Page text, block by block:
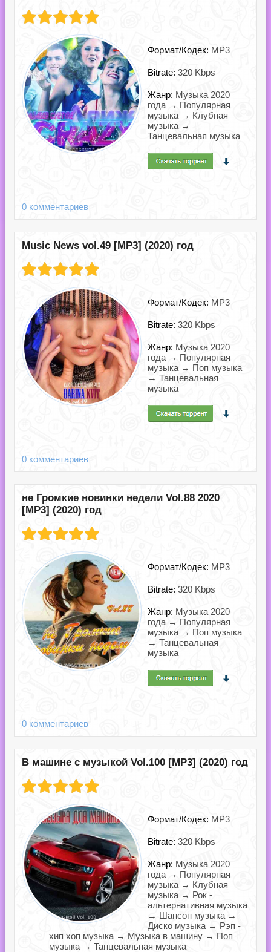
Формат/Кодек: MP3
Bitrate: 320 Kbps
Жанр: Музыка 2020
года → Популярная
музыка → Клубная
музыка →
Танцевальная музыка
0 комментариев
Music News vol.49 [MP3] (2020) год
Формат/Кодек: MP3
Bitrate: 320 Kbps
Жанр: Музыка 2020
года → Популярная
музыка → Поп музыка
→ Танцевальная
музыка
0 комментариев
не Громкие новинки недели Vol.88 2020
[MP3] (2020) год
Формат/Кодек: MP3
Bitrate: 320 Kbps
Жанр: Музыка 2020
года → Популярная
музыка → Поп музыка
→ Танцевальная
музыка
0 комментариев
В машине с музыкой Vol.100 [MP3] (2020) год
Формат/Кодек: MP3
Bitrate: 320 Kbps
Жанр: Музыка 2020
года → Популярная
музыка → Клубная
музыка → Рок -
альтернативная музыка
→ Шансон музыка →
Диско музыка → Рэп -
хип хоп музыка → Музыка в машину → Поп
музыка → Танцевальная музыка